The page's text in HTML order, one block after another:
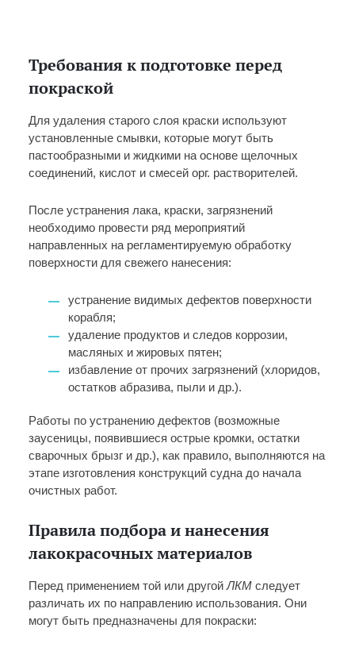
Требования к подготовке перед
покраской
Для удаления старого слоя краски используют
установленные смывки, которые могут быть
пастообразными и жидкими на основе щелочных
соединений, кислот и смесей орг. растворителей.
После устранения лака, краски, загрязнений
необходимо провести ряд мероприятий
направленных на регламентируемую обработку
поверхности для свежего нанесения:
устранение видимых дефектов поверхности
корабля;
удаление продуктов и следов коррозии,
масляных и жировых пятен;
избавление от прочих загрязнений (хлоридов,
остатков абразива, пыли и др.).
Работы по устранению дефектов (возможные
заусеницы, появившиеся острые кромки, остатки
сварочных брызг и др.), как правило, выполняются на
этапе изготовления конструкций судна до начала
очистных работ.
Правила подбора и нанесения
лакокрасочных материалов
Перед применением той или другой ЛКМследует
различать их по направлению использования. Они
могут быть предназначены для покраски: